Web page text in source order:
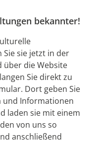
bekannter!
Sie sie jetzt in der
über die Website
Sie direkt zu
Dort geben Sie
und Informationen
laden sie mit einem
von uns so
anschließend